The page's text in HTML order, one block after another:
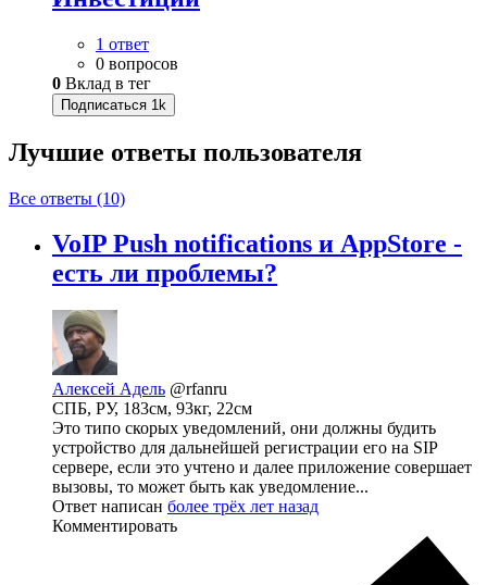
1 ответ
0 вопросов
0 Вклад в тег
Подписаться 1k
Лучшие ответы пользователя
Все ответы (10)
VoIP Push notifications и AppStore -
есть ли проблемы?
Алексей Адель @rfanru
СПБ, РУ, 183см, 93кг, 22см
Это типо скорых уведомлений, они должны будить
устройство для дальнейшей регистрации его на SIP
сервере, если это учтено и далее приложение совершает
вызовы, то может быть как уведомление...
Ответ написан более трёх лет назад
Комментировать